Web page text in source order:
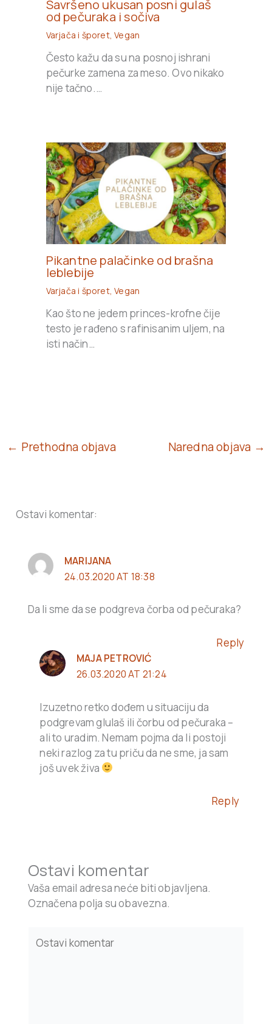
Savršeno ukusan posni gulaš
od pečuraka i sočiva
Varjača i šporet,Vegan
Često kažu da su na posnoj ishrani
pečurke zamena za meso. Ovo nikako
nije tačno.…
Pikantne palačinke od brašna
leblebije
Varjača i šporet,Vegan
Kao što ne jedem princes-krofne čije
testo je rađeno s rafinisanim uljem, na
isti način…
← Prethodna objava Naredna objava →
Ostavi komentar:
MARIJANA
24.03.2020 AT 18:38
Da li sme da se podgreva čorba od pečuraka?
Reply
MAJA PETROVIĆ
26.03.2020 AT 21:24
Izuzetno retko dođem u situaciju da
podgrevam glulaš ili čorbu od pečuraka –
ali to uradim. Nemam pojma da li postoji
neki razlog za tu priču da ne sme, ja sam
još uvek živa
Reply
Ostavi komentar
Vaša email adresa neće biti objavljena.
Označena polja su obavezna.
here..